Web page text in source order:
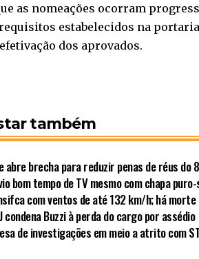
as nomeações ocorram
estabelecidos na
dos aprovados.
também
abre brecha para reduzir penas de réus do
bom tempo de TV mesmo com chapa
com ventos de até 132 km/h; há morte
condena Buzzi à perda do cargo por assédio
de investigações em meio a atrito com